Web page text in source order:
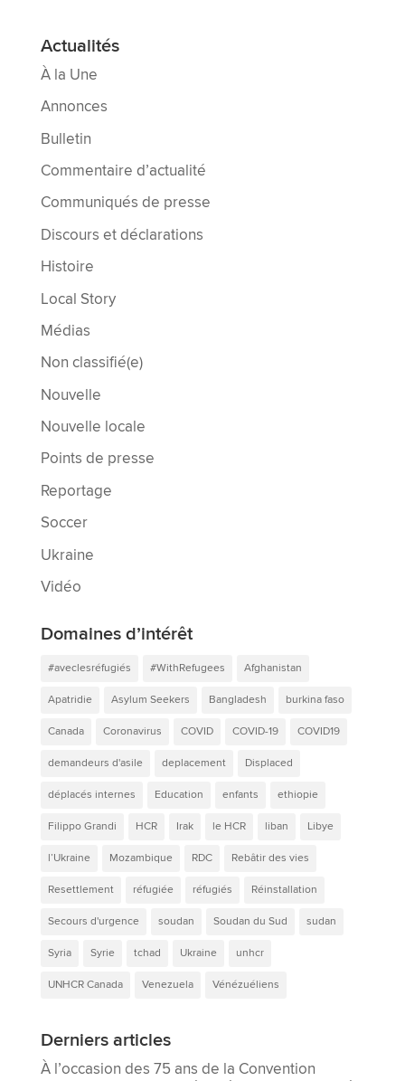
Actualités
À la Une
Annonces
Bulletin
Commentaire d’actualité
Communiqués de presse
Discours et déclarations
Histoire
Local Story
Médias
Non classifié(e)
Nouvelle
Nouvelle locale
Points de presse
Reportage
Soccer
Ukraine
Vidéo
Domaines d’intérêt
#aveclesréfugiés #WithRefugees Afghanistan
Apatridie Asylum Seekers Bangladesh burkina faso
Canada Coronavirus COVID COVID-19 COVID19
demandeurs d'asile deplacement Displaced
déplacés internes Education enfants ethiopie
Filippo Grandi HCR Irak le HCR liban Libye
l’Ukraine Mozambique RDC Rebâtir des vies
Resettlement réfugiée réfugiés Réinstallation
Secours d'urgence soudan Soudan du Sud sudan
Syria Syrie tchad Ukraine unhcr
UNHCR Canada Venezuela Vénézuéliens
Derniers articles
À l’occasion des 75 ans de la Convention